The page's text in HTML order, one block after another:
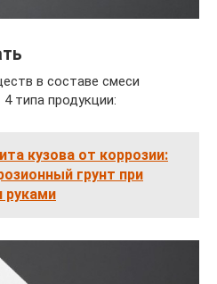
в составе смеси
типа продукции:
кузова от коррозии:
грунт при
руками